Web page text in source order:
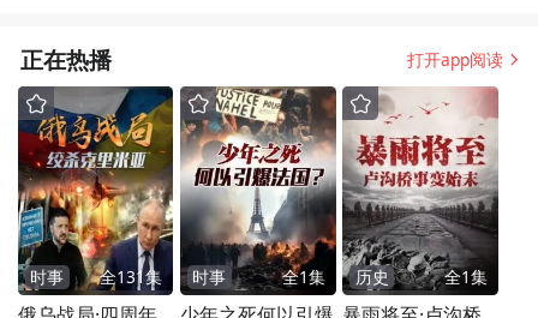
正在热播 打开app阅读
时事 全131集 时事 全1集 历史 全1集